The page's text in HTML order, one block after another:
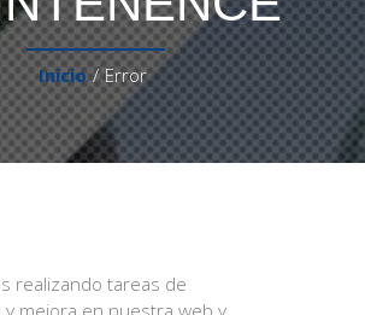
Inicio / Error
realizando tareas de